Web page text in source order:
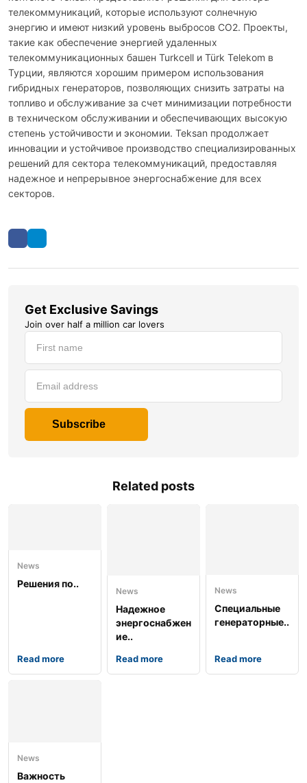
телекоммуникаций, которые используют солнечную
энергию и имеют низкий уровень выбросов СО2. Проекты,
такие как обеспечение энергией удаленных
телекоммуникационных башен Turkcell и Türk Telekom в
Турции, являются хорошим примером использования
гибридных генераторов, позволяющих снизить затраты на
топливо и обслуживание за счет минимизации потребности
в техническом обслуживании и обеспечивающих высокую
степень устойчивости и экономии. Teksan продолжает
инновации и устойчивое производство специализированных
решений для сектора телекоммуникаций, предоставляя
надежное и непрерывное энергоснабжение для всех
секторов.
Get Exclusive Savings
Join over half a million car lovers
Subscribe
Related posts
News
Решения по..
Read more
News
Надежное
энергоснабжен
ие..
Read more
News
Специальные
генераторные..
Read more
News
Важность